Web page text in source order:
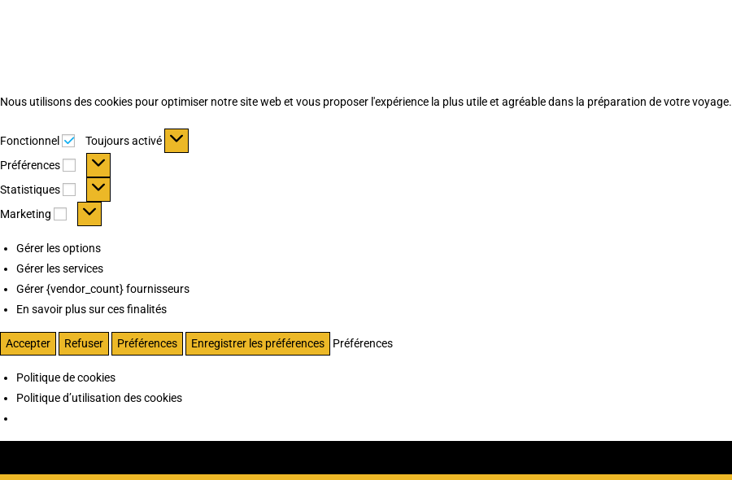
Nous utilisons des cookies pour optimiser notre site web et vous proposer l'expérience la plus utile et agréable dans la préparation de votre voyage.
Fonctionnel Fonctionnel
Toujours activé
Préférences
Préférences
Statistiques Statistiques
Marketing Marketing
Gérer les options
Gérer les services
Gérer {vendor_count} fournisseurs
En savoir plus sur ces finalités
Accepter Refuser Préférences Enregistrer les préférences Préférences
Politique de cookies
Politique d’utilisation des cookies